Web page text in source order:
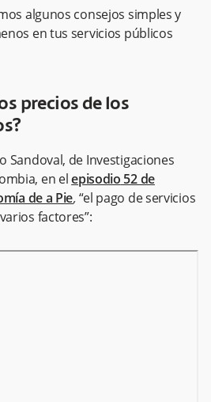
algunos consejos simples y
en tus servicios públicos
precios de los
Sandoval, de Investigaciones
en elepisodio 52 de
de a Pie,“el pago de servicios
factores”: